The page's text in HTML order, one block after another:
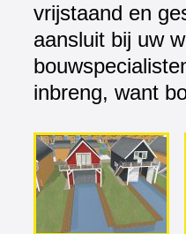
vrijstaand en
aansluit bij uw
inbreng, want